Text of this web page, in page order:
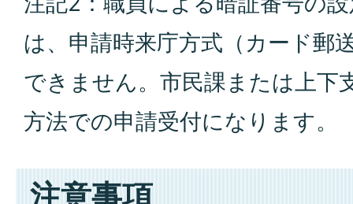
は、申請時来庁方式（カード郵
できません。市民課または上下
方法での申請受付になります。
注意事項